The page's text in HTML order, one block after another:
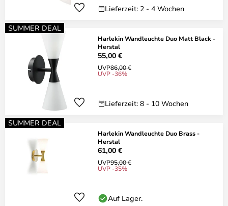
Lieferzeit: 2 - 4 Wochen
SUMMER DEAL
Harlekin Wandleuchte Duo Matt Black -
Herstal
55,00 €
UVP86,00 €
UVP -36%
Lieferzeit: 8 - 10 Wochen
SUMMER DEAL
Harlekin Wandleuchte Duo Brass -
Herstal
61,00 €
UVP95,00 €
UVP -35%
Auf Lager.